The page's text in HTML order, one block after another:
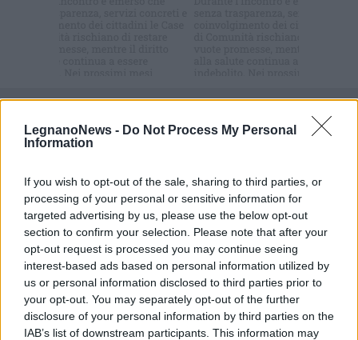
LegnanoNews - Do Not Process My Personal
Information
If you wish to opt-out of the sale, sharing to third parties, or
processing of your personal or sensitive information for
targeted advertising by us, please use the below opt-out
section to confirm your selection. Please note that after your
opt-out request is processed you may continue seeing
interest-based ads based on personal information utilized by
us or personal information disclosed to third parties prior to
your opt-out. You may separately opt-out of the further
disclosure of your personal information by third parties on the
IAB’s list of downstream participants. This information may
Commenti
Accedioregistratiper commentare questo
commento esprime il pensiero dell'autore e non rappresenta la linea editoriale
di VareseNews.it, che rimane autonoma e indipendente. I messaggi inclusi nei
commenti non sono testi giornalistici, ma post inviati dai singoli lettori che
possono essere automaticamente pubblicati senza filtro preventivo. I commenti
che includano uno o più link a siti esterni verranno rimossi in automatico dal
sistema.